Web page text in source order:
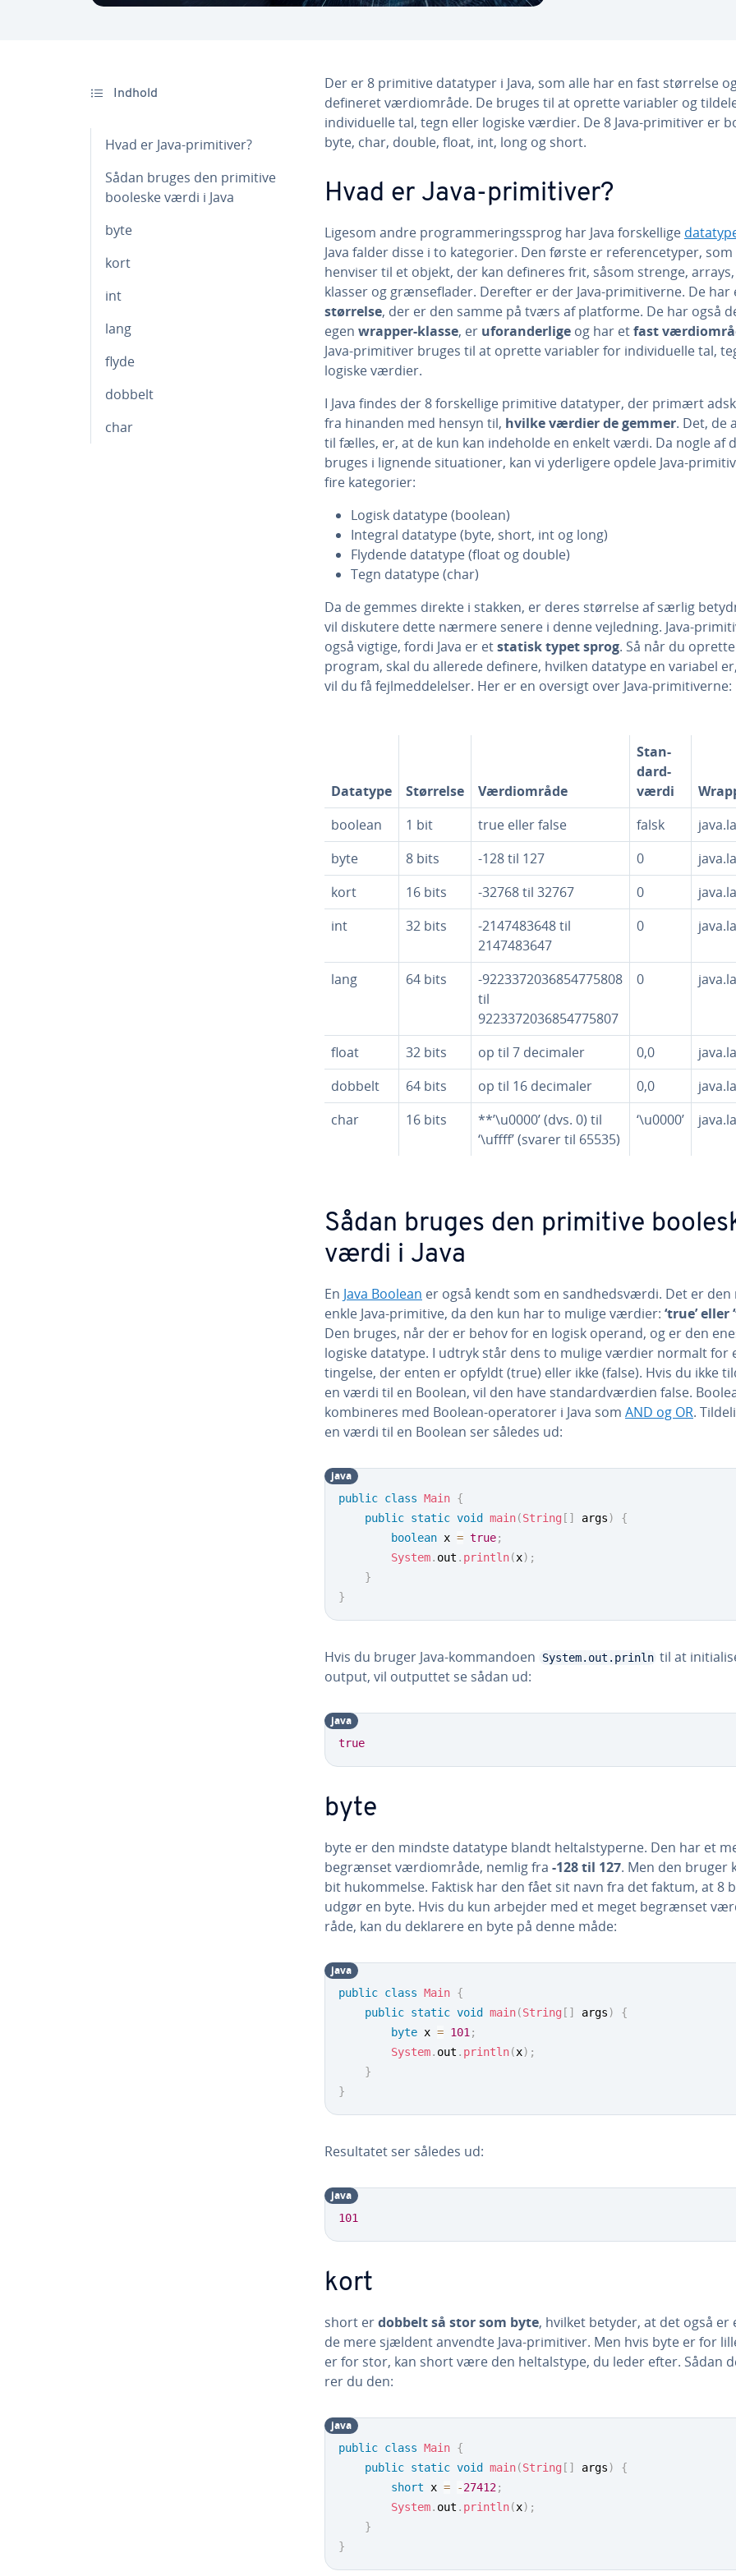
Indhold
Hvad er Java-pri­mi­ti­ver?
Sådan bruges den primitive
booleske værdi i Java
byte
kort
int
lang
flyde
dobbelt
char
Der er 8 primitive datatyper i Java, som alle har en fast størrelse
defineret vær­di­om­rå­de. De bruges til at oprette variabler og
in­di­vi­du­el­le tal, tegn eller logiske værdier. De 8 Java-pri­mi­ti­ver er
byte, char, double, float, int, long og short.
Hvad er Java-pri­mi­ti­ver?
Ligesom andre pro­gram­me­rings­sprog har Java for­skel­li­ge
Java falder disse i to ka­te­go­ri­er. Den første er re­fe­ren­ce­ty­per, som
henviser til et objekt, der kan defineres frit, såsom strenge, arrays,
klasser og græn­se­fla­der. Derefter er der Java-pri­mi­ti­ver­ne. De har
størrelse, der er den samme på tværs af platforme. De har også
egen wrapper-klasse, er ufor­an­der­li­ge og har etfast
Java-pri­mi­ti­ver bruges til at oprette variabler for in­di­vi­du­el­le tal,
logiske værdier.
I Java findes der 8 for­skel­li­ge primitive datatyper, der primært
fra hinanden med hensyn til, hvilke værdier de gemmer. Det, de
til fælles, er, at de kun kan indeholde en enkelt værdi. Da nogle af
bruges i lignende si­tu­a­tio­ner, kan vi yder­li­ge­re opdele Java-
fire ka­te­go­ri­er:
Logisk datatype (boolean)
Integral datatype (byte, short, int og long)
Flydende datatype (float og double)
Tegn datatype (char)
Da de gemmes direkte i stakken, er deres størrelse af særlig
vil diskutere dette nærmere senere i denne vej­led­ning. Java-
også vigtige, fordi Java er etstatisk typet sprog. Så når du
program, skal du allerede definere, hvilken datatype en variabel
vil du få fejl­med­del­el­ser. Her er en oversigt over Java-pri­mi­ti­ver­ne:
Datatype Størrelse Vær­di­om­rå­de
Stan­
dard­
vær­di
boolean
1 bit true eller false falsk
byte
8 bits -128 til 127 0
kort
16 bits -32768 til 32767 0
int
32 bits
-2147483648 til
2147483647
0
lang 64 bits
-9223372036854775808
til
9223372036854775807
0
float 32 bits op til 7 decimaler 0,0
dobbelt
64 bits op til 16 decimaler 0,0
char
16 bits
**’\u0000’ (dvs. 0) til
‘\uffff’ (svarer til 65535)
‘\u0000’
Sådan bruges den primitive
værdi i Java
En Java Boolean er også kendt som en sand­heds­vær­di. Det er den
enkle Java-primitive, da den kun har to mulige værdier: ‘true’ eller
Den bruges, når der er behov for en logisk operand, og er den
logiske datatype. I udtryk står dens to mulige værdier normalt for
tin­gel­se, der enten er opfyldt (true) eller ikke (false). Hvis du ikke
en værdi til en Boolean, vil den have stan­dard­vær­di­en false.
kom­bi­ne­res med Boolean-ope­ra­to­rer i Java som AND og OR.
en værdi til en Boolean ser således ud:
public class Main {
public static void main(String [ ] args)
{
boolean x = true;
System. out . println(x) ;
}
}
java
Hvis du bruger Java-kom­man­do­en System.out.prinln til at
output, vil outputtet se sådan ud:
true
java
byte
byte er den mindste datatype blandt hel­tals­ty­per­ne. Den har et
begrænset vær­di­om­rå­de, nemlig fra -128 til 127. Men den bruger
bit hukom­mel­se. Faktisk har den fået sit navn fra det faktum, at 8
udgør en byte. Hvis du kun arbejder med et meget begrænset
rå­de, kan du deklarere en byte på denne måde:
public class Main {
public static void main(String [ ] args)
{
byte x = 101 ;
System. out . println(x) ;
}
}
java
Re­sul­ta­tet ser således ud:
101
java
kort
short erdobbelt så stor som byte, hvilket betyder, at det også er
de mere sjældent anvendte Java-pri­mi­ti­ver. Men hvis byte er for
er for stor, kan short være den hel­tals­ty­pe, du leder efter. Sådan
rer du den:
public class Main {
public static void main(String [ ] args)
{
short x = -27412;
System. out . println(x) ;
}
}
java